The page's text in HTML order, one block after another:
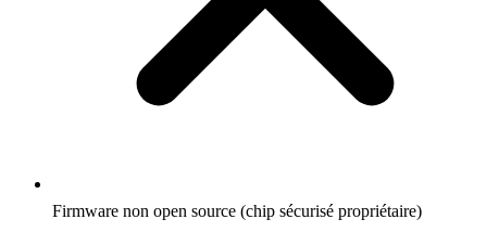
Firmware non open source (chip sécurisé propriétaire)